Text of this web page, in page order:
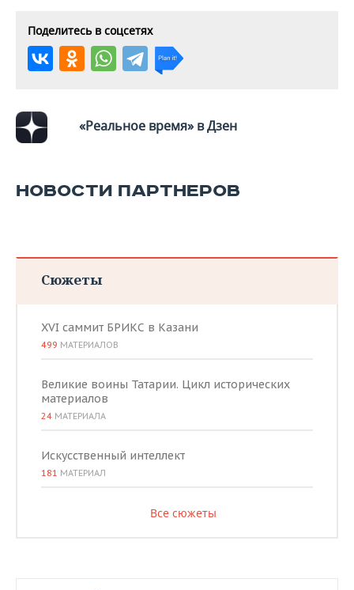
Поделитесь в соцсетях
«Реальное время» в Дзен
НОВОСТИ ПАРТНЕРОВ
Сюжеты
XVI саммит БРИКС в Казани
499 МАТЕРИАЛОВ
Великие воины Татарии. Цикл исторических
материалов
24 МАТЕРИАЛА
Искусственный интеллект
181 МАТЕРИАЛ
Все сюжеты